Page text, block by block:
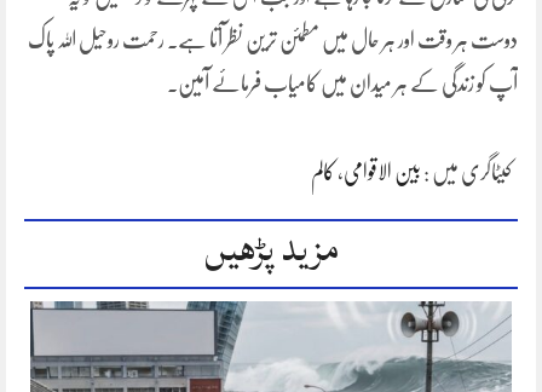
دوست ہر وقت اور ہر حال میں مطمئن ترین نظر آتا ہے۔ رحمت روحیل اللہ پاک
آپ کو زندگی کے ہر میدان میں کامیاب فرمائے آمین۔
کیٹاگری میں : بین الاقوامی، کالم
مزید پڑھیں